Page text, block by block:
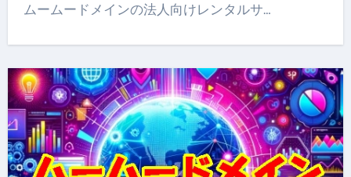
ムームードメインの法人向けレンタルサ…